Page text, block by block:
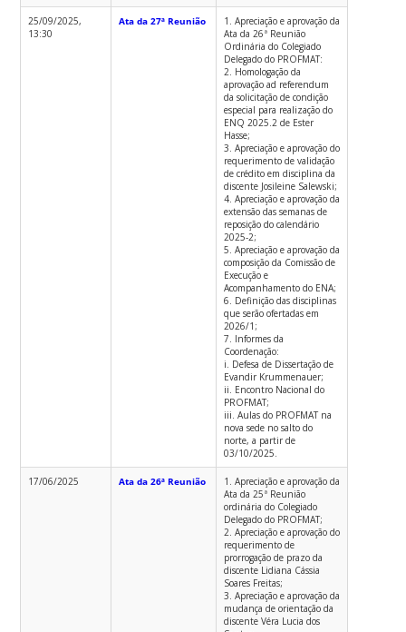
25/09/2025,
13:30
Ata da 27ª Reunião
1. Apreciação e aprovação da
Ata da 26ª Reunião
Ordinária do Colegiado
Delegado do PROFMAT:
2. Homologação da
aprovação ad referendum
da solicitação de condição
especial para realização do
ENQ 2025.2 de Ester
Hasse;
3. Apreciação e aprovação do
requerimento de validação
de crédito em disciplina da
discente Josileine Salewski;
4. Apreciação e aprovação da
extensão das semanas de
reposição do calendário
2025-2;
5. Apreciação e aprovação da
composição da Comissão de
Execução e
Acompanhamento do ENA;
6. Definição das disciplinas
que serão ofertadas em
2026/1;
7. Informes da
Coordenação:
i. Defesa de Dissertação de
Evandir Krummenauer;
ii. Encontro Nacional do
PROFMAT;
iii. Aulas do PROFMAT na
nova sede no salto do
norte, a partir de
03/10/2025.
17/06/2025 Ata da 26ª Reunião
1. Apreciação e aprovação da
Ata da 25ª Reunião
ordinária do Colegiado
Delegado do PROFMAT;
2. Apreciação e aprovação do
requerimento de
prorrogação de prazo da
discente Lidiana Cássia
Soares Freitas;
3. Apreciação e aprovação da
mudança de orientação da
discente Véra Lucia dos